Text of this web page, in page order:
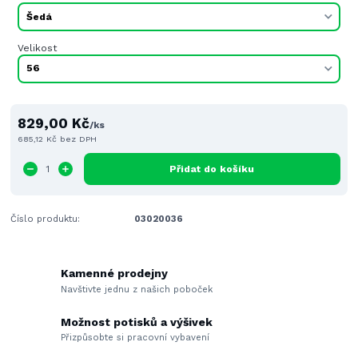
Velikost
829,00 Kč/ks
685,12 Kč bez DPH
Přidat do košíku
Číslo produktu: 03020036
Kamenné prodejny
Navštivte jednu z našich poboček
Možnost potisků a výšivek
Přizpůsobte si pracovní vybavení